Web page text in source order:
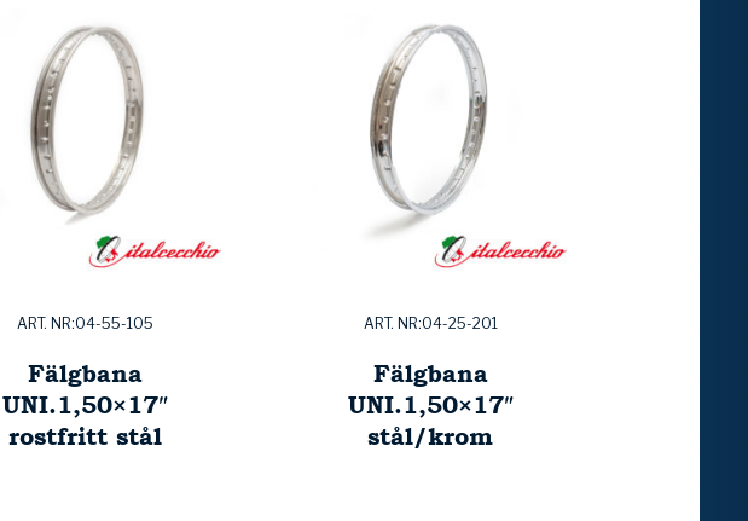
ART. NR:04-55-105
Fälgbana
UNI.1,50×17″
rostfritt stål
ART. NR:04-25-201
Fälgbana
UNI.1,50×17″
stål/krom